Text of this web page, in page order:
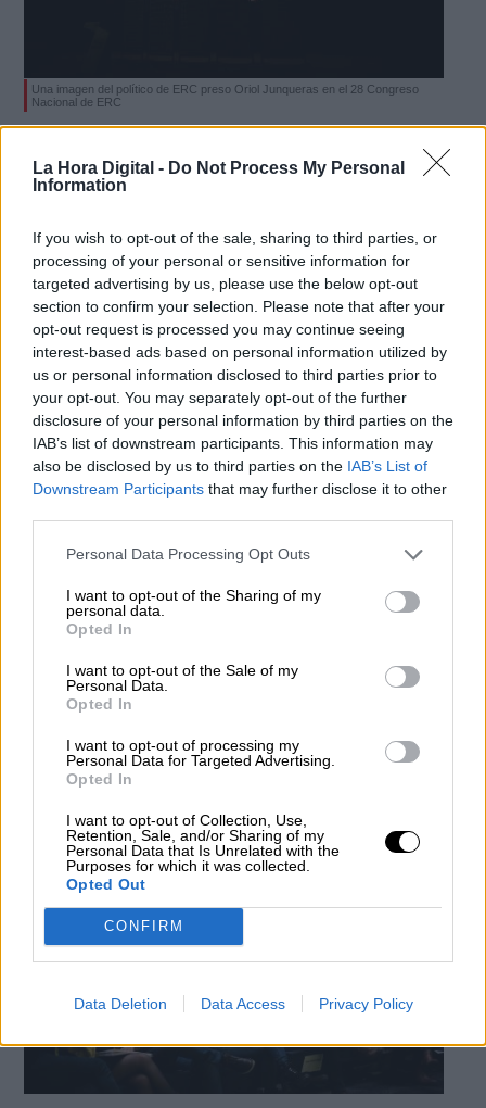
La Hora Digital - Do Not Process My Personal
Information
If you wish to opt-out of the sale, sharing to third parties, or
processing of your personal or sensitive information for
targeted advertising by us, please use the below opt-out
section to confirm your selection. Please note that after your
opt-out request is processed you may continue seeing
interest-based ads based on personal information utilized by
us or personal information disclosed to third parties prior to
your opt-out. You may separately opt-out of the further
disclosure of your personal information by third parties on the
IAB’s list of downstream participants. This information may
also be disclosed by us to third parties on the IAB’s List of
Downstream Participants that may further disclose it to other
Personal Data Processing Opt Outs
I want to opt-out of the Sharing of my
personal data.
Opted In
I want to opt-out of the Sale of my
Personal Data.
Opted In
I want to opt-out of processing my
Personal Data for Targeted Advertising.
Opted In
I want to opt-out of Collection, Use,
Retention, Sale, and/or Sharing of my
Personal Data that Is Unrelated with the
Purposes for which it was collected.
Opted Out
CONFIRM
Data Deletion Data Access Privacy Policy
Una imagen del político de ERC preso Oriol Junqueras en el 28 Congreso
Nacional de ERC
La Abogacía del Estado pedirá al TS
que reconozca la inmunidad a
PorRafa Bernaldo de Quirós
Más artículos de este autor
martes, 24 de diciembre de 2019
ERC concluye la negociación con el
PSOE y considera el pacto una
oportunidad para buscar soluciones
Más artículos de este autor
martes, 31 de diciembre de 2019